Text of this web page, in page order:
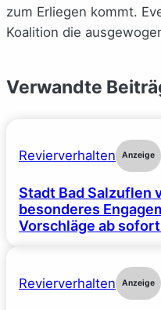
zum Erliegen kommt.
Koalition die
Verwandte
Revierverhalten Anzeige
Stadt Bad Salzuflen
besonderes
Vorschläge ab
Revierverhalten Anzeige